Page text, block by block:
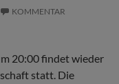
KOMMENTAR
20:00 findet wieder
statt. Die